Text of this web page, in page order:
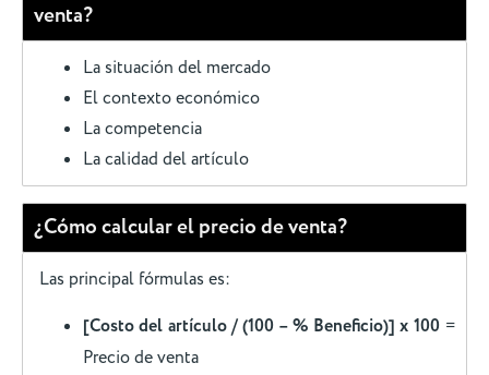
venta?
La situación del mercado
El contexto económico
La competencia
La calidad del artículo
¿Cómo calcular el precio de venta?
Las principal fórmulas es:
[Costo del artículo / (100 – % Beneficio)] x 100=
Precio de venta